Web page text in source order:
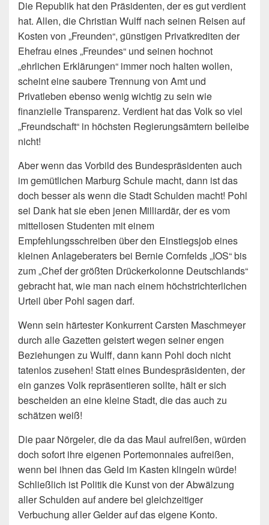
Die Republik hat den Präsidenten, der es gut verdient
hat. Allen, die Christian Wulff nach seinen Reisen auf
Kosten von „Freunden“, günstigen Privatkrediten der
Ehefrau eines „Freundes“ und seinen hochnot
„ehrlichen Erklärungen“ immer noch halten wollen,
scheint eine saubere Trennung von Amt und
Privatleben ebenso wenig wichtig zu sein wie
finanzielle Transparenz. Verdient hat das Volk so viel
„Freundschaft“ in höchsten Regierungsämtern beileibe
nicht!
Aber wenn das Vorbild des Bundespräsidenten auch
im gemütlichen Marburg Schule macht, dann ist das
doch besser als wenn die Stadt Schulden macht! Pohl
sei Dank hat sie eben jenen Milliardär, der es vom
mittellosen Studenten mit einem
Empfehlungsschreiben über den Einstiegsjob eines
kleinen Anlageberaters bei Bernie Cornfelds „IOS“ bis
zum „Chef der größten Drückerkolonne Deutschlands“
gebracht hat, wie man nach einem höchstrichterlichen
Urteil über Pohl sagen darf.
Wenn sein härtester Konkurrent Carsten Maschmeyer
durch alle Gazetten geistert wegen seiner engen
Beziehungen zu Wulff, dann kann Pohl doch nicht
tatenlos zusehen! Statt eines Bundespräsidenten, der
ein ganzes Volk repräsentieren sollte, hält er sich
bescheiden an eine kleine Stadt, die das auch zu
schätzen weiß!
Die paar Nörgeler, die da das Maul aufreißen, würden
doch sofort ihre eigenen Portemonnaies aufreißen,
wenn bei ihnen das Geld im Kasten klingeln würde!
Schließlich ist Politik die Kunst von der Abwälzung
aller Schulden auf andere bei gleichzeitiger
Verbuchung aller Gelder auf das eigene Konto.